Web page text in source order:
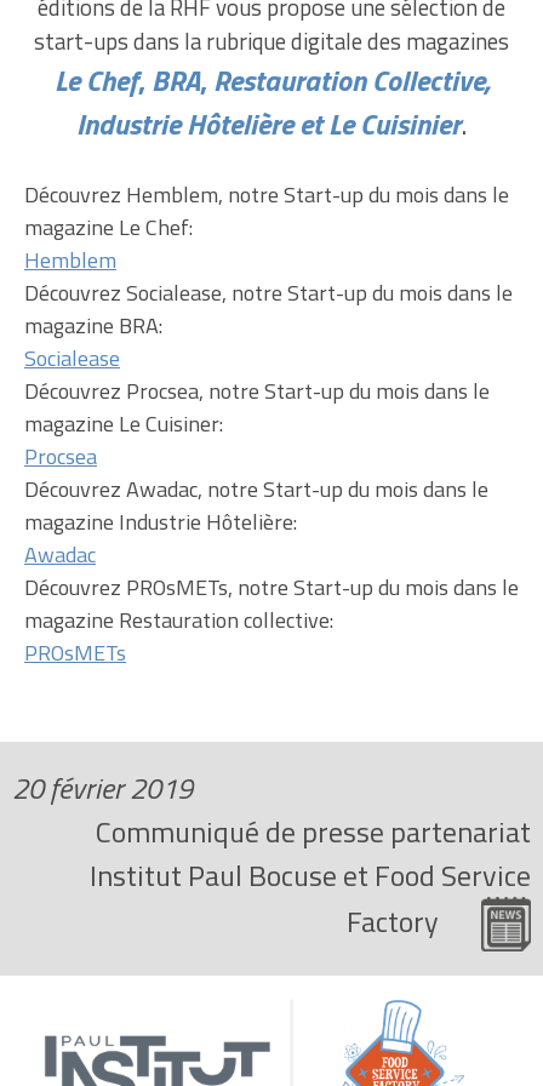
éditions de la RHF vous propose une sélection de
start-ups dans la rubrique digitale des magazines
Le Chef,BRA,Restauration Collective,
Industrie Hôtelière et Le Cuisinier.
Découvrez Hemblem, notre Start-up du mois dans le
magazine Le Chef:
Hemblem
Découvrez Socialease, notre Start-up du mois dans le
magazine BRA:
Socialease
Découvrez Procsea, notre Start-up du mois dans le
magazine Le Cuisiner:
Procsea
Découvrez Awadac, notre Start-up du mois dans le
magazine Industrie Hôtelière:
Awadac
Découvrez PROsMETs, notre Start-up du mois dans le
magazine Restauration collective:
PROsMETs
20 février 2019
Communiqué de presse partenariat
Institut Paul Bocuse et Food Service
Factory